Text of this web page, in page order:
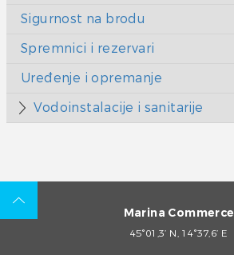
Sigurnost na brodu
Spremnici i rezervari
Uređenje i opremanje
Vodoinstalacije i sanitarije
Marina Commerce
45°01,3’ N, 14°37,6’ E